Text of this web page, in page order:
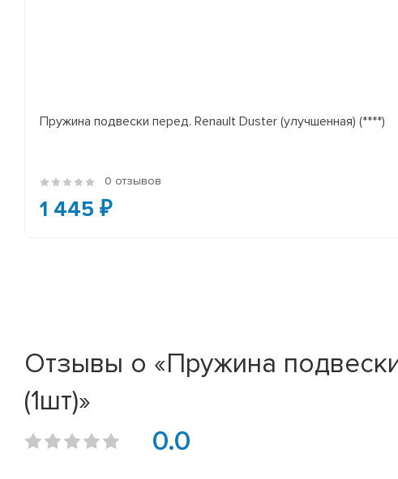
Пружина подвески перед. Renault Duster (улучшенная) (****)
0 отзывов
1 445 ₽
Отзывы о «Пружина
(1шт)»
0.0